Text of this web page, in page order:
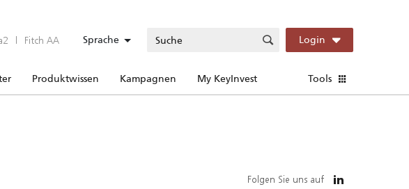
| Fitch AA Sprache Login
Produktwissen Kampagnen My KeyInvest Tools
Folgen Sie uns auf